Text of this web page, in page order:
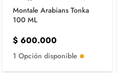
Montale Arabians Tonka
100 ML
$ 600.000
1 Opción disponible